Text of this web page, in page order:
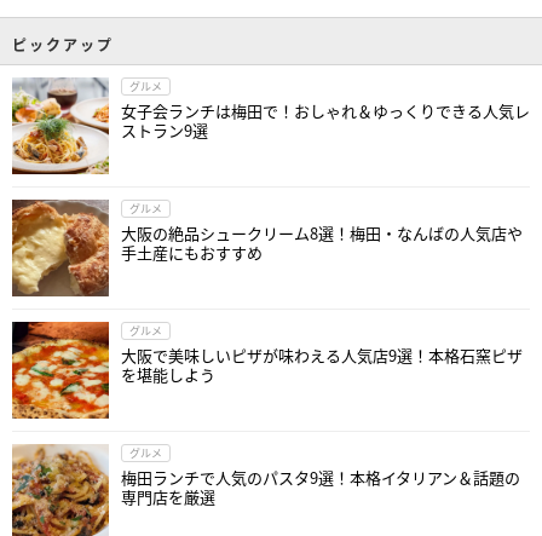
ピックアップ
グルメ
女子会ランチは梅田で！おしゃれ＆ゆっくりできる人気レ
ストラン9選
グルメ
大阪の絶品シュークリーム8選！梅田・なんばの人気店や
手土産にもおすすめ
グルメ
大阪で美味しいピザが味わえる人気店9選！本格石窯ピザ
を堪能しよう
グルメ
梅田ランチで人気のパスタ9選！本格イタリアン＆話題の
専門店を厳選